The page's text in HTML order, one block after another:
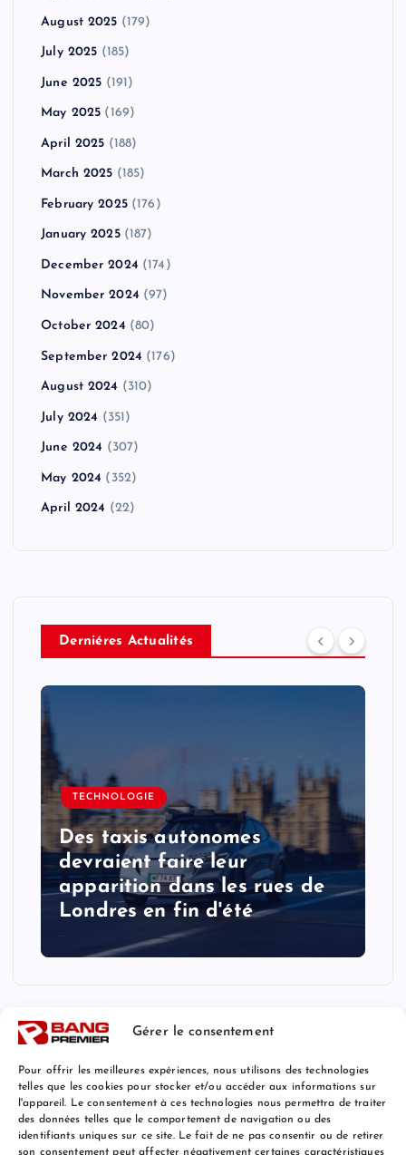
Gérer le consentement
Pour offrir les meilleures expériences, nous utilisons des technologies
telles que les cookies pour stocker et/ou accéder aux informations sur
l'appareil. Le consentement à ces technologies nous permettra de traiter
des données telles que le comportement de navigation ou des
identifiants uniques sur ce site. Le fait de ne pas consentir ou de retirer
son consentement peut affecter négativement certaines caractéristiques
August 2025 (179)
July 2025 (185)
June 2025 (191)
May 2025 (169)
April 2025 (188)
March 2025 (185)
February 2025(176)
January 2025(187)
December 2024 (174)
November 2024 (97)
October 2024 (80)
September 2024 (176)
August 2024 (310)
July 2024 (351)
June 2024 (307)
May 2024 (352)
April 2024 (22)
Derniéres Actualités
TECHNOLOGIE
Des taxis autonomes
devraient faire leur
apparition dans les rues de
Londres en fin d'été
Mentions Légales